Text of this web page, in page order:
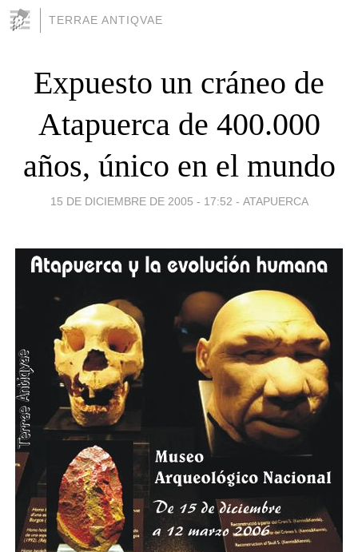
TERRAE ANTIQVAE
Expuesto un cráneo de
Atapuerca de 400.000
años, único en el mundo
15 DE DICIEMBRE DE 2005 - 17:52 - ATAPUERCA